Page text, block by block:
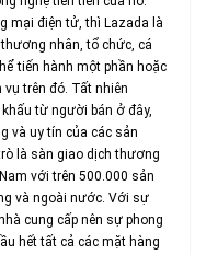
mại điện tử, thì Lazada là
nhân, tổ chức, cá
tiến hành một phần hoặc
trên đó. Tất nhiên
từ người bán ở đây,
và uy tín của các sản
là sàn giao dịch thương
với trên 500.000 sản
và ngoài nước. Với sự
cung cấp nên sự phong
hết tất cả các mặt hàng